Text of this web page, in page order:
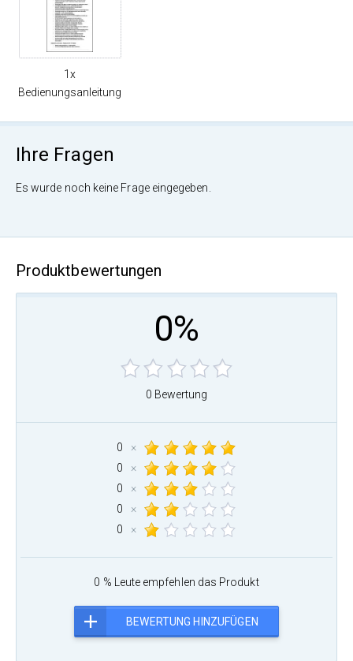
1x
Bedienungsanleitung
Ihre Fragen
Es wurde noch keine Frage eingegeben.
Produktbewertungen
0%
0 Bewertung
0
×
0
×
0
×
0
×
0
×
0 % Leute empfehlen das Produkt
BEWERTUNG HINZUFÜGEN